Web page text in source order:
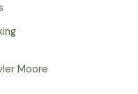
Moore